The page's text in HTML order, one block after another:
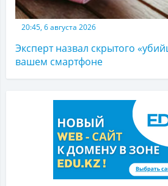
20:45, 6 августа 2026
Эксперт назвал скрытого
вашем смартфоне